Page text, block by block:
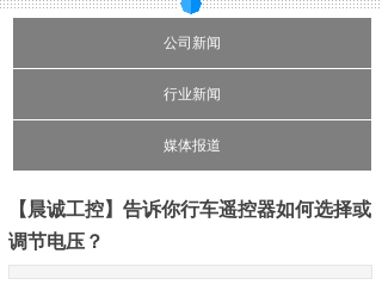
公司新闻
行业新闻
媒体报道
【晨诚工控】告诉你行车遥控器如何选择或
调节电压？